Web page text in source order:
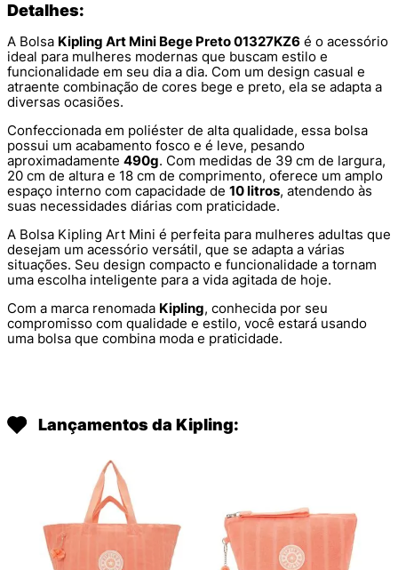
Detalhes:
A Bolsa Kipling Art Mini Bege Preto 01327KZ6 é o acessório
ideal para mulheres modernas que buscam estilo e
funcionalidade em seu dia a dia. Com um design casual e
atraente combinação de cores bege e preto, ela se adapta a
diversas ocasiões.
Confeccionada em poliéster de alta qualidade, essa bolsa
possui um acabamento fosco e é leve, pesando
aproximadamente 490g. Com medidas de 39 cm de largura,
20 cm de altura e 18 cm de comprimento, oferece um amplo
espaço interno com capacidade de 10 litros, atendendo às
suas necessidades diárias com praticidade.
A Bolsa Kipling Art Mini é perfeita para mulheres adultas que
desejam um acessório versátil, que se adapta a várias
situações. Seu design compacto e funcionalidade a tornam
uma escolha inteligente para a vida agitada de hoje.
Com a marca renomada Kipling, conhecida por seu
compromisso com qualidade e estilo, você estará usando
uma bolsa que combina moda e praticidade.
Lançamentos da Kipling: